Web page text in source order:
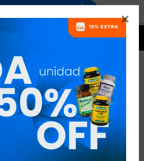

CANSARSE MENOS
VER TODAS LAS ENTRADAS
EntrenamientoSuplementación